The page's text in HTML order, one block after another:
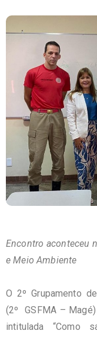
Encontro aconteceu
e Meio Ambiente
O 2º Grupamento
(2º GSFMA –
intitulada “Como